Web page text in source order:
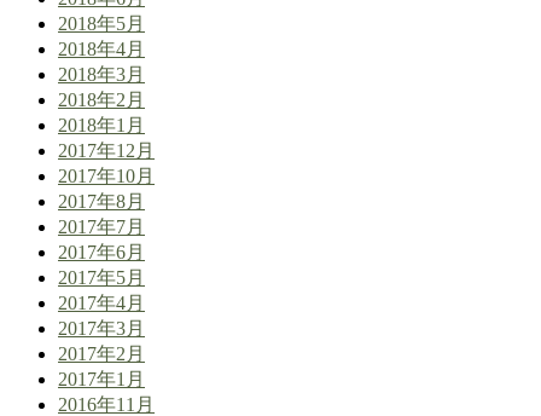
2018年5月
2018年4月
2018年3月
2018年2月
2018年1月
2017年12月
2017年10月
2017年8月
2017年7月
2017年6月
2017年5月
2017年4月
2017年3月
2017年2月
2017年1月
2016年11月